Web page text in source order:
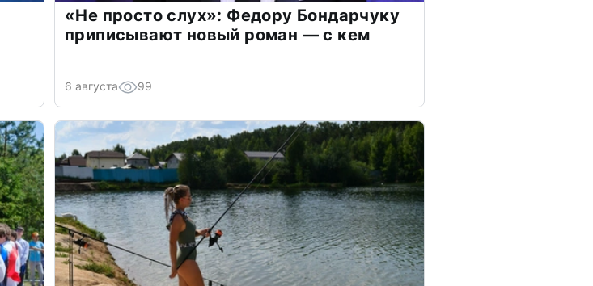
«Не просто слух»: Федору Бондарчуку
приписывают новый роман — с кем
6 августа 99